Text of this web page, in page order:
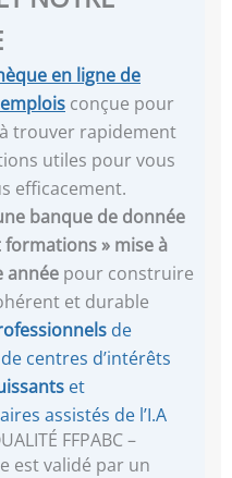
en ligne de
conçue pour
trouver rapidement
utiles pour vous
efficacement.
banque de donnée
formations » mise à
année pour construire
et durable
de
centres d’intérêts
et
assistés de l’I.A
FFPABC –
est validé par un